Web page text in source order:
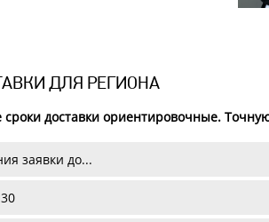
ДЛЯ РЕГИОНА
доставки ориентировочные.
заявки до...